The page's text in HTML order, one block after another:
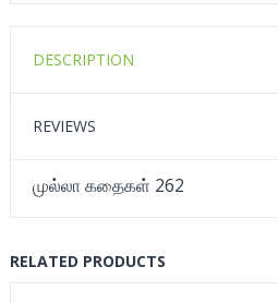
DESCRIPTION
REVIEWS
முல்லா கதைகள் 262
RELATED PRODUCTS